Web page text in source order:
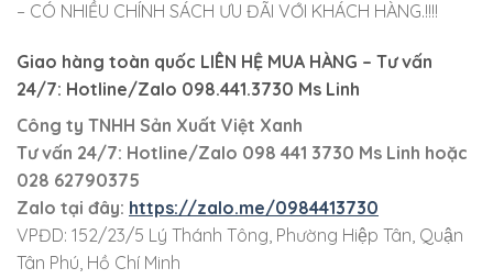
– CÓ NHIỀU CHÍNH SÁCH ƯU ĐÃI VỚI KHÁCH HÀNG.!!!!
Giao hàng toàn quốc LIÊN HỆ MUA HÀNG – Tư vấn
24/7: Hotline/Zalo 098.441.3730 Ms Linh
Công ty TNHH Sản Xuất Việt Xanh
Tư vấn 24/7: Hotline/Zalo 098 441 3730 Ms Linh hoặc
028 62790375
Zalo tại đây: https://zalo.me/0984413730
VPĐD: 152/23/5 Lý Thánh Tông, Phường Hiệp Tân, Quận
Tân Phú, Hồ Chí Minh